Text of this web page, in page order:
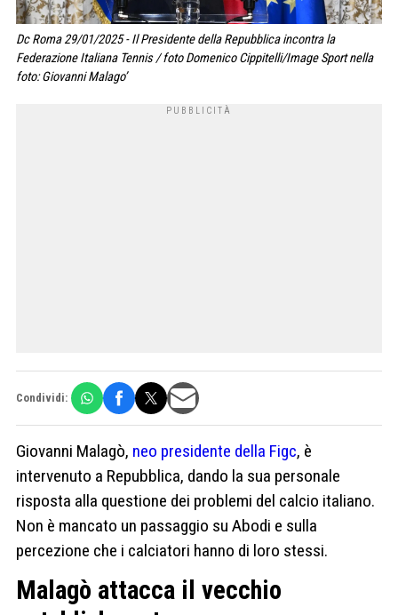
Dc Roma 29/01/2025 - Il Presidente della Repubblica incontra la
Federazione Italiana Tennis / foto Domenico Cippitelli/Image Sport nella
foto: Giovanni Malago’
Condividi:
Giovanni Malagò, neo presidente della Figc, è
intervenuto a Repubblica, dando la sua personale
risposta alla questione dei problemi del calcio italiano.
Non è mancato un passaggio su Abodi e sulla
percezione che i calciatori hanno di loro stessi.
Malagò attacca il vecchio